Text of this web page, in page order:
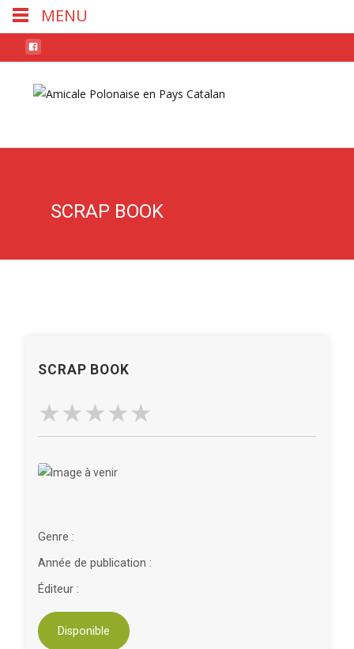
SCRAP BOOK
SCRAP BOOK
Genre :
Année de publication :
Éditeur :
Disponible
MENU